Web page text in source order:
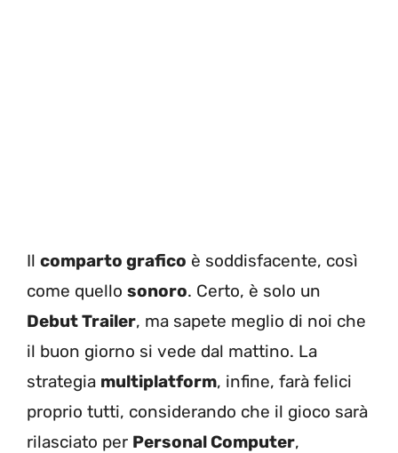
Il comparto grafico è soddisfacente, così
come quello sonoro. Certo, è solo un
Debut Trailer, ma sapete meglio di noi che
il buon giorno si vede dal mattino. La
strategia multiplatform, infine, farà felici
proprio tutti, considerando che il gioco sarà
rilasciato per Personal Computer,